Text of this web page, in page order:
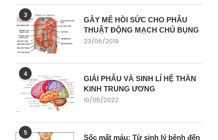
3
GÂY MÊ HỒI SỨC CHO PHẪU
THUẬT ĐỘNG MẠCH CHỦ BỤNG
23/06/2019
4
GIẢI PHẪU VÀ SINH LÍ HỆ THẦN
KINH TRUNG ƯƠNG
10/05/2022
5
Sốc mất máu: Từ sinh lý bệnh đến